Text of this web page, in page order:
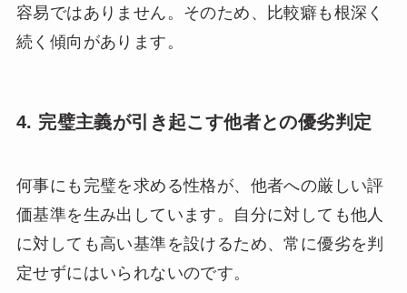
容易ではありません。そのため、比較癖も根深く
続く傾向があります。
4. 完璧主義が引き起こす他者との優劣判定
何事にも完璧を求める性格が、他者への厳しい評
価基準を生み出しています。自分に対しても他人
に対しても高い基準を設けるため、常に優劣を判
定せずにはいられないのです。